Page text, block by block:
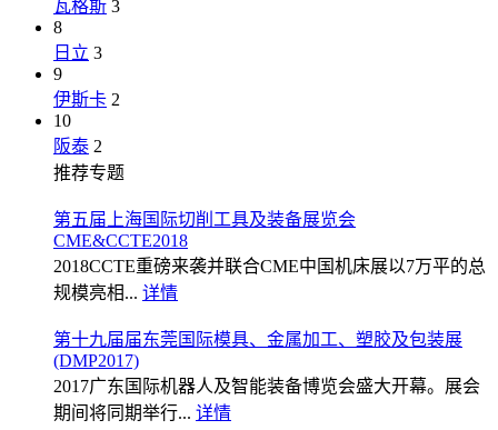
瓦格斯 3
8
日立 3
9
伊斯卡 2
10
阪泰 2
推荐专题
第五届上海国际切削工具及装备展览会
CME&CCTE2018
2018CCTE重磅来袭并联合CME中国机床展以7万平的总
规模亮相... 详情
第十九届届东莞国际模具、金属加工、塑胶及包装展
(DMP2017)
2017广东国际机器人及智能装备博览会盛大开幕。展会
期间将同期举行... 详情